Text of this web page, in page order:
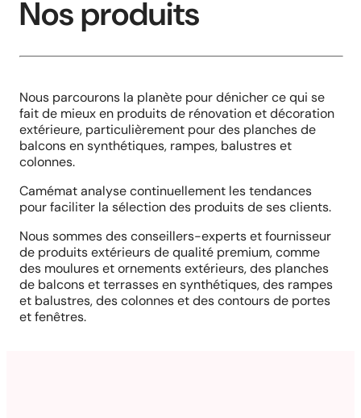
Nos produits
Nous parcourons la planète pour dénicher ce qui se
fait de mieux en produits de rénovation et décoration
extérieure, particulièrement pour des planches de
balcons en synthétiques, rampes, balustres et
colonnes.
Camémat analyse continuellement les tendances
pour faciliter la sélection des produits de ses clients.
Nous sommes des conseillers-experts et fournisseur
de produits extérieurs de qualité premium, comme
des moulures et ornements extérieurs, des planches
de balcons et terrasses en synthétiques, des rampes
et balustres, des colonnes et des contours de portes
et fenêtres.